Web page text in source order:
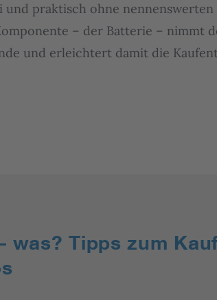
praktisch ohne nennenswerten
– der Batterie – nimmt
und erleichtert damit die
was? Tipps zum